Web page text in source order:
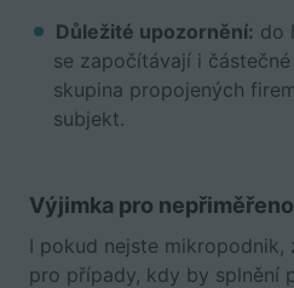
Důležité upozornění: do
se započítávají i
skupina propojených
subjekt.
Výjimka pro
I pokud nejste mikropodnik,
pro případy, kdy by splnění